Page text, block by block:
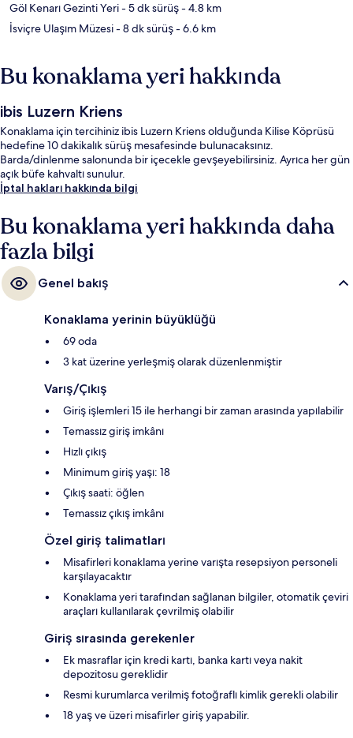
Göl Kenarı Gezinti Yeri- 5 dk sürüş- 4.8 km
İsviçre Ulaşım Müzesi- 8 dk sürüş- 6.6 km
Bu konaklama yeri hakkında
ibis Luzern Kriens
Konaklama için tercihiniz ibis Luzern Kriens olduğunda Kilise Köprüsü
hedefine 10 dakikalık sürüş mesafesinde bulunacaksınız.
Barda/dinlenme salonunda bir içecekle gevşeyebilirsiniz. Ayrıca her gün
açık büfe kahvaltı sunulur.
İptal hakları hakkında bilgi
Bu konaklama yeri hakkında daha
fazla bilgi
Genel bakış
Konaklama yerinin büyüklüğü
69 oda
3 kat üzerine yerleşmiş olarak düzenlenmiştir
Varış/Çıkış
Giriş işlemleri 15 ile herhangi bir zaman arasında yapılabilir
Temassız giriş imkânı
Hızlı çıkış
Minimum giriş yaşı: 18
Çıkış saati: öğlen
Temassız çıkış imkânı
Özel giriş talimatları
Misafirleri konaklama yerine varışta resepsiyon personeli
karşılayacaktır
Konaklama yeri tarafından sağlanan bilgiler, otomatik çeviri
araçları kullanılarak çevrilmiş olabilir
Giriş sırasında gerekenler
Ek masraflar için kredi kartı, banka kartı veya nakit
depozitosu gereklidir
Resmi kurumlarca verilmiş fotoğraflı kimlik gerekli olabilir
18 yaş ve üzeri misafirler giriş yapabilir.